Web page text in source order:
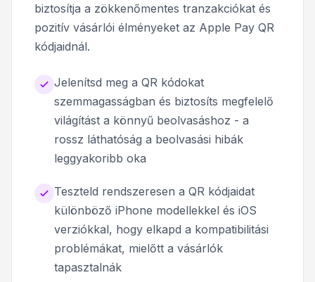
biztosítja a zökkenőmentes tranzakciókat és
pozitív vásárlói élményeket az Apple Pay QR
kódjaidnál.
Jelenítsd meg a QR kódokat
szemmagasságban és biztosíts megfelelő
világítást a könnyű beolvasáshoz - a
rossz láthatóság a beolvasási hibák
leggyakoribb oka
Teszteld rendszeresen a QR kódjaidat
különböző iPhone modellekkel és iOS
verziókkal, hogy elkapd a kompatibilitási
problémákat, mielőtt a vásárlók
tapasztalnák